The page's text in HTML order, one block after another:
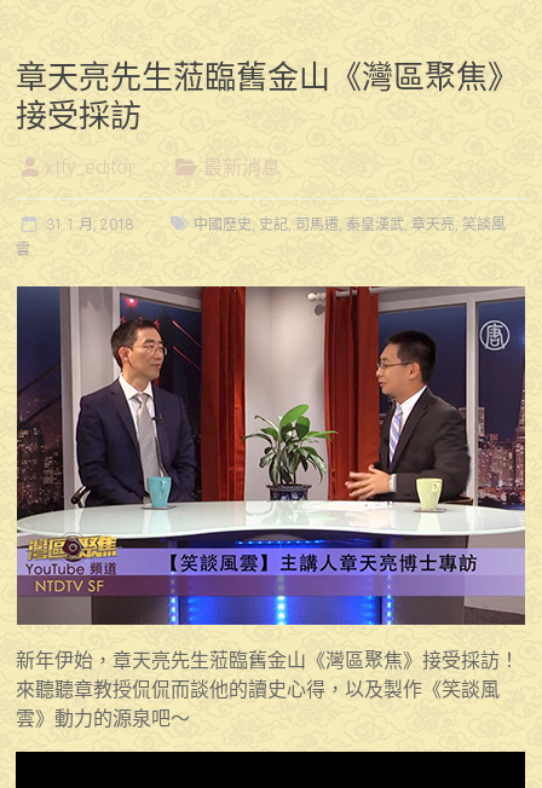
章天亮先生蒞臨舊金山《灣區聚焦》
接受採訪
xtfy_editor 最新消息
31 1 月, 2018 中國歷史, 史記, 司馬遷, 秦皇漢武,章天亮,笑談風
雲
新年伊始，章天亮先生蒞臨舊金山《灣區聚焦》接受採訪！
來聽聽章教授侃侃而談他的讀史心得，以及製作《笑談風
雲》動力的源泉吧～